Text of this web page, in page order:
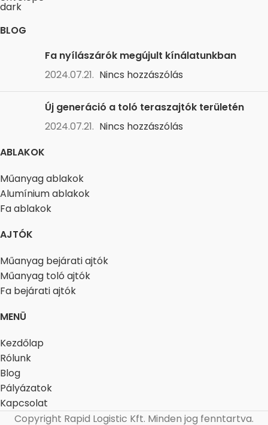
BLOG
Fa nyílászárók megújult kínálatunkban
2024.07.21. Nincs hozzászólás
Új generáció a toló teraszajtók területén
2024.07.21. Nincs hozzászólás
ABLAKOK
Műanyag ablakok
Alumínium ablakok
Fa ablakok
AJTÓK
Műanyag bejárati ajtók
Műanyag toló ajtók
Fa bejárati ajtók
MENÜ
Kezdőlap
Rólunk
Blog
Pályázatok
Kapcsolat
Copyright Rapid Logistic Kft. Minden jog fenntartva.